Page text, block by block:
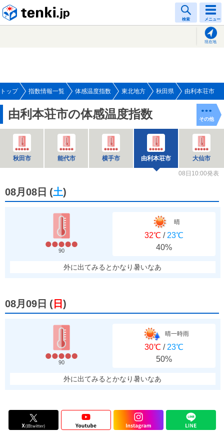
検索 メニュー
現在地
トップ 指数情報一覧 体感温度指数 東北地方 秋田県 由利本荘市
由利本荘市の体感温度指数
秋田市 能代市 横手市 由利本荘市 大仙市
その他
08日10:00発表
08月08日 (土)
90
晴
32℃ / 23℃
40%
外に出てみるとかなり暑いなあ
08月09日 ( 日 )
90
晴一時雨
30℃ / 23℃
50%
外に出てみるとかなり暑いなあ